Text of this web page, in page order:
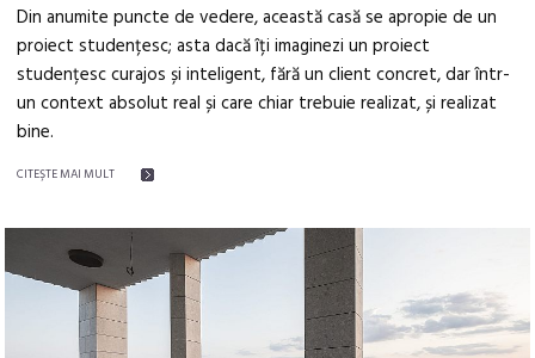
Din anumite puncte de vedere, această casă se apropie de un
proiect studențesc; asta dacă îți imaginezi un proiect
studențesc curajos și inteligent, fără un client concret, dar într-
un context absolut real și care chiar trebuie realizat, și realizat
bine.
CITEŞTE MAI MULT